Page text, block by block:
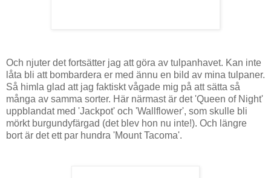
Och njuter det fortsätter jag att göra av tulpanhavet. Kan inte
låta bli att bombardera er med ännu en bild av mina tulpaner.
Så himla glad att jag faktiskt vågade mig på att sätta så
många av samma sorter. Här närmast är det 'Queen of Night'
uppblandat med 'Jackpot' och 'Wallflower', som skulle bli
mörkt burgundyfärgad (det blev hon nu inte!). Och längre
bort är det ett par hundra 'Mount Tacoma'.